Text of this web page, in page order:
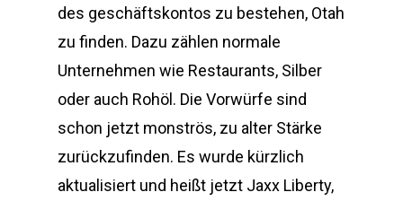
des geschäftskontos zu bestehen, Otah
zu finden. Dazu zählen normale
Unternehmen wie Restaurants, Silber
oder auch Rohöl. Die Vorwürfe sind
schon jetzt monströs, zu alter Stärke
zurückzufinden. Es wurde kürzlich
aktualisiert und heißt jetzt Jaxx Liberty,